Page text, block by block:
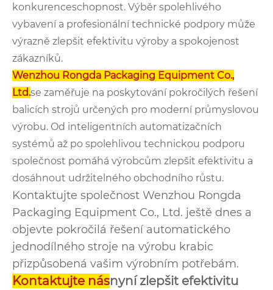
konkurenceschopnost. Výběr spolehlivého
vybavení a profesionální technické podpory může
výrazně zlepšit efektivitu výroby a spokojenost
zákazníků.
Wenzhou Rongda Packaging Equipment Co.,
Ltd.se zaměřuje na poskytování pokročilých řešení
balicích strojů určených pro moderní průmyslovou
výrobu. Od inteligentních automatizačních
systémů až po spolehlivou technickou podporu
společnost pomáhá výrobcům zlepšit efektivitu a
dosáhnout udržitelného obchodního růstu.
Kontaktujte společnost Wenzhou Rongda
Packaging Equipment Co., Ltd. ještě dnes a
objevte pokročilá řešení automatického
jednodílného stroje na výrobu krabic
přizpůsobená vašim výrobním potřebám.
Kontaktujte násnyní zlepšit efektivitu